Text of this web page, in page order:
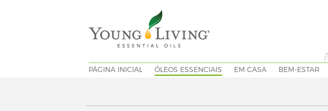
PÁGINA INICIAL ÓLEOS ESSENCIAIS EM CASA BEM-ESTAR